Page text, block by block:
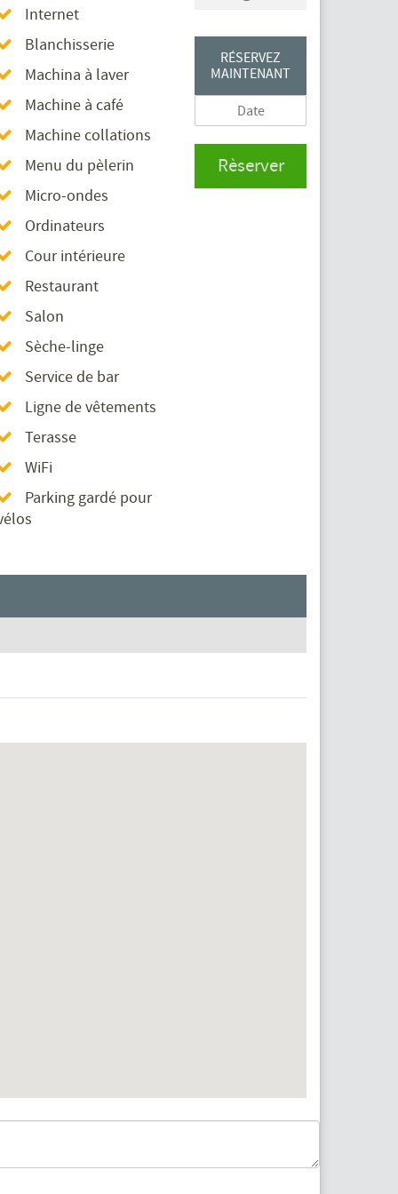
Internet
Blanchisserie
Machina à laver
Machine à café
Machine collations
Menu du pèlerin
Micro-ondes
Ordinateurs
Cour intérieure
Restaurant
Salon
Sèche-linge
Service de bar
Ligne de vêtements
Terasse
WiFi
Parking gardé pour
RÉSERVEZ
MAINTENANT
Rèserver